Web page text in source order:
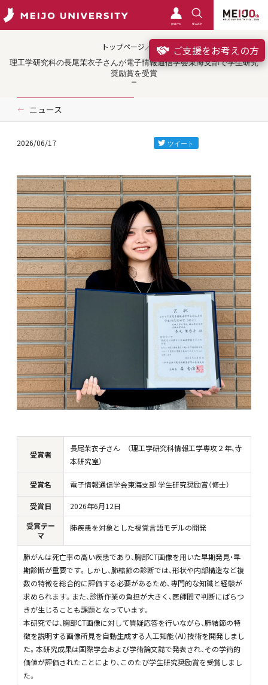
meimo SEARCH
ご支援をお考えの方
トップページ／受賞
理工学研究科の長尾茉衣子さんが電子情報通信学会東海支部で学生研究
奨励賞を受賞
ニュース
2026/06/17
受賞者
長尾茉衣子さん （理工学研究科情報工学専攻２年、寺
本研究室）
受賞名
電子情報通信学会東海支部 学生研究奨励賞（修士）
受賞日
2026年6月12日
受賞テー
マ
肺疾患を対象とした視覚言語モデルの開発
肺がんは死亡率の高い疾患であり、胸部CT画像を用いた早期発見・早
期診断が重要です。しかし、肺結節の診断では、形状や内部構造など複
数の特徴を総合的に評価する必要があるため、専門的な知識と経験が
求められます。また、診断作業の負担が大きく、医師間で判断にばらつ
きが生じることも課題となっています。
本研究では、胸部CT画像に対して質疑応答を行いながら、肺結節の特
徴を説明する画像所見を自動生成する人工知能（AI）技術を開発しまし
た。本研究成果は国際学会および学術論文誌で発表され、その学術的
価値が評価されたことにより、このたび学生研究奨励賞を受賞しまし
た。